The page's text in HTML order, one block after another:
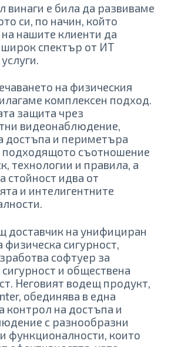
винаги е била да развиваме
си, по начин, който
нашите клиенти да
широк спектър от ИТ
на физическия
комплексен подход.
защита чрез
видеонаблюдение,
достъпа и периметъра
подходящото съотношение
технологии и правила, а
стойност идва от
и интелигентните
доставчик на унифициран
физическа сигурност,
софтуер за
и обществена
Неговият водещ продукт,
обединява в една
контрол на достъпа и
с разнообразни
функционалности, които